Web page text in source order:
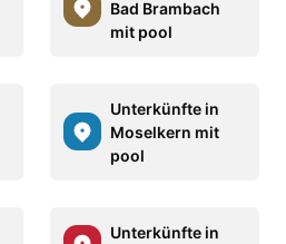
Bad Brambach
mit pool
Unterkünfte in
Moselkern mit
pool
Unterkünfte in